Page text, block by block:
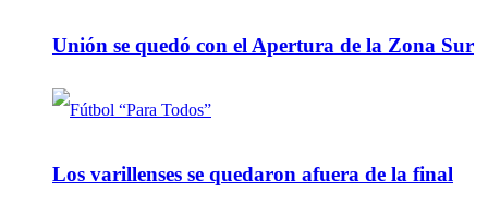
Unión se quedó con el Apertura de la Zona Sur
Los varillenses se quedaron afuera de la final